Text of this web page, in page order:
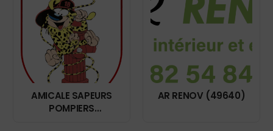
AMICALE SAPEURS
POMPIERS
AR RENOV (49640)